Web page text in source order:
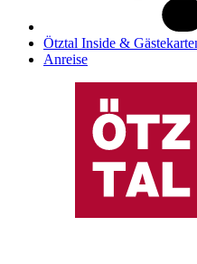
Ötztal Inside &
Anreise